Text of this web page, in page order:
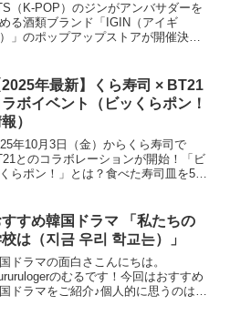
（K-POP）のジンがアンバサダーを
る酒類ブランド「IGIN（アイギ
」のポップアップストアが開催決
売した、話題のお酒が日本にポップア
プとして、...
2025年最新】くら寿司 × BT21
ラボイベント（ビッくらポン！
）
年10月3日（金）からくら寿司で
とのコラボレーションが開始！「ビ
らポン！」とは？食べた寿司皿を5枚
ッズがもらえるシステム。※ビッく
ン！はゲ...
すすめ韓国ドラマ 「私たちの
は（지금 우리 학교는）」
ドラマの面白さこんにちは。
のむるです！今回はおすすめ
ドラマをご紹介♪個人的に思うのは、